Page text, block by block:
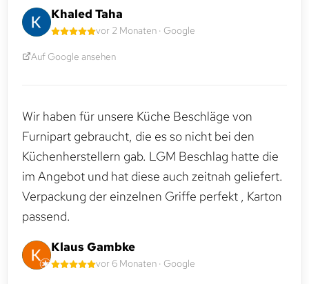
Khaled Taha
vor 2 Monaten · Google
Auf Google ansehen
Wir haben für unsere Küche Beschläge von
Furnipart gebraucht, die es so nicht bei den
Küchenherstellern gab. LGM Beschlag hatte die
im Angebot und hat diese auch zeitnah geliefert.
Verpackung der einzelnen Griffe perfekt , Karton
passend.
Klaus Gambke
vor 6 Monaten · Google